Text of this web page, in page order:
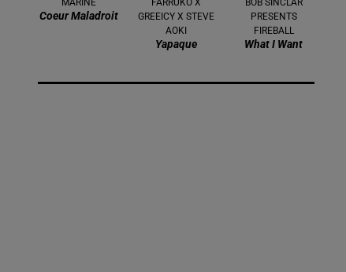
MARINE
Coeur Maladroit
FARRUKO X
GREEICY X STEVE
AOKI
Yapaque
BOB SINCLAR
PRESENTS
FIREBALL
What I Want